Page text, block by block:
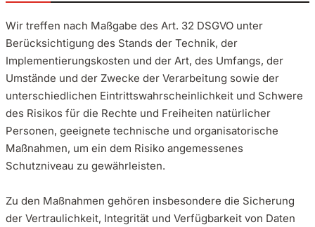
Wir treffen nach Maßgabe des Art. 32 DSGVO unter
Berücksichtigung des Stands der Technik, der
Implementierungskosten und der Art, des Umfangs, der
Umstände und der Zwecke der Verarbeitung sowie der
unterschiedlichen Eintrittswahrscheinlichkeit und Schwere
des Risikos für die Rechte und Freiheiten natürlicher
Personen, geeignete technische und organisatorische
Maßnahmen, um ein dem Risiko angemessenes
Schutzniveau zu gewährleisten.
Zu den Maßnahmen gehören insbesondere die Sicherung
der Vertraulichkeit, Integrität und Verfügbarkeit von Daten